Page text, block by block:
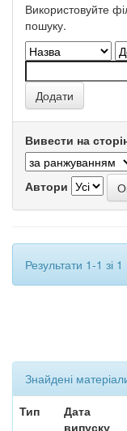
Використовуйте
пошуку.
Вивести на
Автори
Результати 1-1 зі
Знайдені
Тип
Дата
випуску